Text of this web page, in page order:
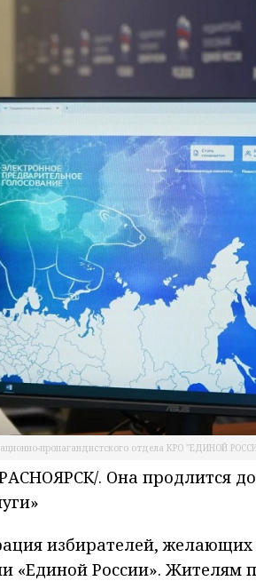
пропагандистского отдела КРО "ЕДИНОЙ
. Она продлится до
избирателей, желающих
«Единой России». Жителям